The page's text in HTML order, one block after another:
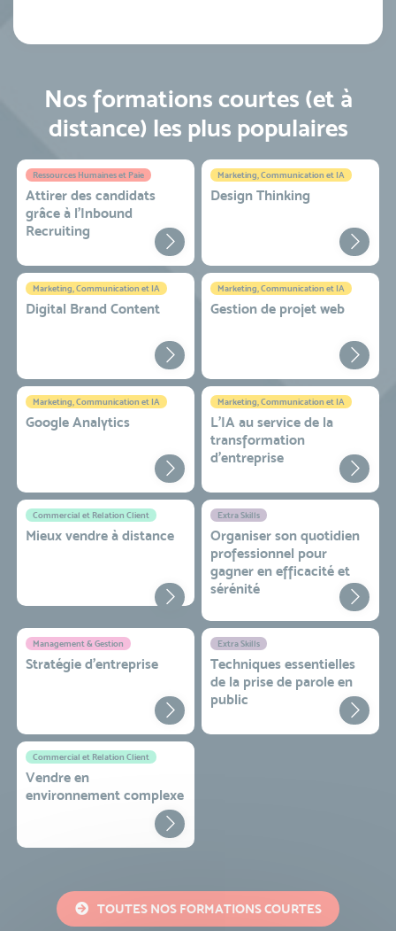
Nos formations courtes (et à
distance) les plus populaires
Ressources Humaines et Paie
Attirer des candidats
grâce à l’Inbound
Recruiting
Marketing, Communication et IA
Design Thinking
Marketing, Communication et IA
Digital Brand Content
Marketing, Communication et IA
Gestion de projet web
Marketing, Communication et IA
Google Analytics
Marketing, Communication et IA
L'IA au service de la
transformation
d'entreprise
Commercial et Relation Client
Mieux vendre à distance
Extra Skills
Organiser son quotidien
professionnel pour
gagner en efficacité et
sérénité
Management & Gestion
Stratégie d’entreprise
Extra Skills
Techniques essentielles
de la prise de parole en
public
Commercial et Relation Client
Vendre en
environnement complexe
TOUTES NOS FORMATIONS COURTES